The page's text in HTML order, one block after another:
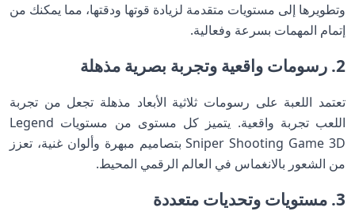
وتطويرها إلى مستويات متقدمة لزيادة قوتها ودقتها، مما يمكنك من
إتمام المهمات بسرعة وفعالية.
2. رسومات واقعية وتجربة بصرية مذهلة
تعتمد اللعبة على رسومات ثلاثية الأبعاد مذهلة تجعل من تجربة
اللعب تجربة واقعية. يتميز كل مستوى من مستويات Legend
Sniper Shooting Game 3D بتصاميم مبهرة وألوان غنية، تعزز
من الشعور بالانغماس في العالم الرقمي المحيط.
3. مستويات وتحديات متعددة